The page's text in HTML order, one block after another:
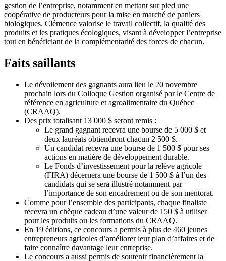
gestion de l’entreprise, notamment en mettant sur pied une
coopérative de producteurs pour la mise en marché de paniers
biologiques. Clémence valorise le travail collectif, la qualité des
produits et les pratiques écologiques, visant à développer l’entreprise
tout en bénéficiant de la complémentarité des forces de chacun.
Faits saillants
Le dévoilement des gagnants aura lieu le 20 novembre
prochain lors du Colloque Gestion organisé par le Centre de
référence en agriculture et agroalimentaire du Québec
(CRAAQ).
Des prix totalisant 13 000 $ seront remis :
Le grand gagnant recevra une bourse de 5 000 $ et
deux lauréats obtiendront chacun 2 500 $.
Un candidat recevra une bourse de 1 500 $ pour ses
actions en matière de développement durable.
Le Fonds d’investissement pour la relève agricole
(FIRA) décernera une bourse de 1 500 $ à l’un des
candidats qui se sera illustré notamment par
l’importance de son encadrement ou de son mentorat.
Comme pour l’ensemble des participants, chaque finaliste
recevra un chèque cadeau d’une valeur de 150 $ à utiliser
pour les produits ou les formations du CRAAQ.
En 19 éditions, ce concours a permis à plus de 460 jeunes
entrepreneurs agricoles d’améliorer leur plan d’affaires et de
faire connaître davantage leur entreprise.
Le concours a aussi permis de soutenir financièrement la